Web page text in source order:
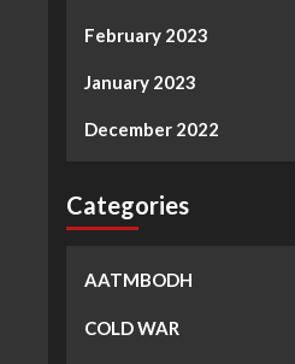
February 2023
January 2023
December 2022
Categories
AATMBODH
COLD WAR